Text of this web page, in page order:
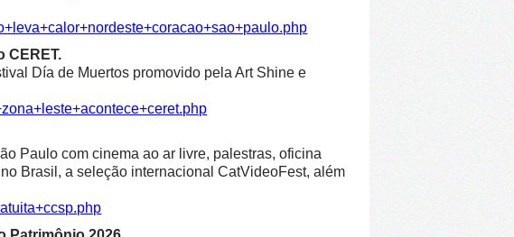
CERET.
Día de Muertos promovido pela Art Shine e
Paulo com cinema ao ar livre, palestras, oficina
Brasil, a seleção internacional CatVideoFest, além